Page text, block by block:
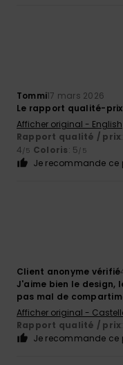
Tommi17 mars 2026
Le rapport qualité-
Afficher original - English
Rapport qualité / prix
4/5 Coloris: 5/5
Je recommande ce
Client anonyme vérifié
J'aime bien le design,
pas mal de
Afficher original -
Rapport qualité / prix
Je recommande ce